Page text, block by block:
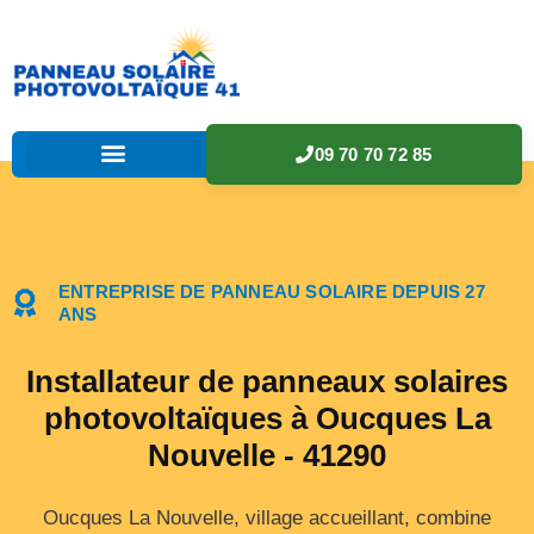
09 70 70 72 85
ENTREPRISE DE PANNEAU SOLAIRE DEPUIS 27
ANS
Installateur de panneaux solaires
photovoltaïques à Oucques La
Nouvelle - 41290
Oucques La Nouvelle, village accueillant, combine